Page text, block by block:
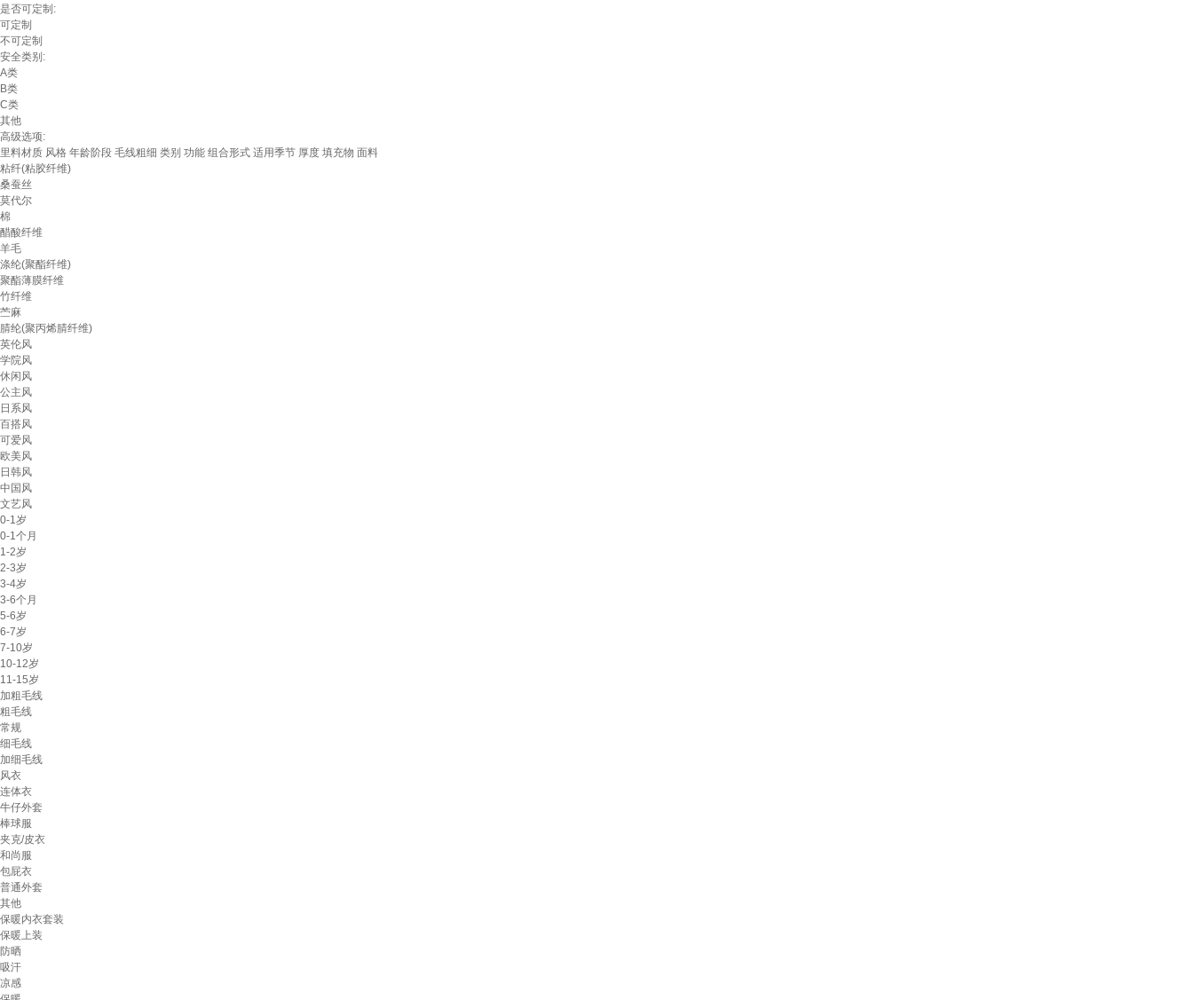
是否可定制:
可定制
不可定制
安全类别:
A类
B类
C类
其他
高级选项:
里料材质 风格 年龄阶段 毛线粗细 类别 功能 组合形式 适用季节 厚度 填充物 面料
粘纤(粘胶纤维)
桑蚕丝
莫代尔
棉
醋酸纤维
羊毛
涤纶(聚酯纤维)
聚酯薄膜纤维
竹纤维
苎麻
腈纶(聚丙烯腈纤维)
英伦风
学院风
休闲风
公主风
日系风
百搭风
可爱风
欧美风
日韩风
中国风
文艺风
0-1岁
0-1个月
1-2岁
2-3岁
3-4岁
3-6个月
5-6岁
6-7岁
7-10岁
10-12岁
11-15岁
加粗毛线
粗毛线
常规
细毛线
加细毛线
风衣
连体衣
牛仔外套
棒球服
夹克/皮衣
和尚服
包屁衣
普通外套
其他
保暖内衣套装
保暖上装
防晒
吸汗
凉感